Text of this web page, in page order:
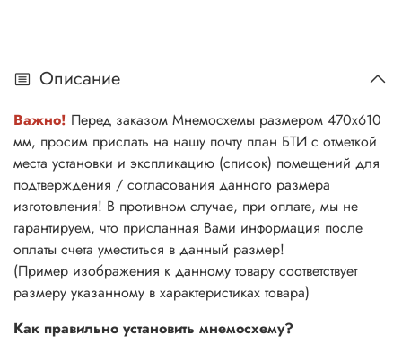
Описание
Важно! Перед заказом Мнемосхемы размером 470х610
мм, просим прислать на нашу почту план БТИ с отметкой
места установки и экспликацию (список) помещений для
подтверждения / согласования данного размера
изготовления! В противном случае, при оплате, мы не
гарантируем, что присланная Вами информация после
оплаты счета уместиться в данный размер!
(Пример изображения к данному товару соответствует
размеру указанному в характеристиках товара)
Как правильно установить мнемосхему?